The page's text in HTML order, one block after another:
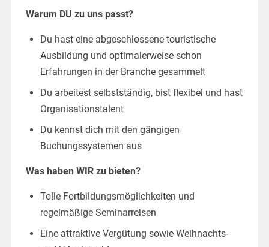
Warum DU zu uns passt?
Du hast eine abgeschlossene touristische
Ausbildung und optimalerweise schon
Erfahrungen in der Branche gesammelt
Du arbeitest selbstständig, bist flexibel und hast
Organisationstalent
Du kennst dich mit den gängigen
Buchungssystemen aus
Was haben WIR zu bieten?
Tolle Fortbildungsmöglichkeiten und
regelmäßige Seminarreisen
Eine attraktive Vergütung sowie Weihnachts-